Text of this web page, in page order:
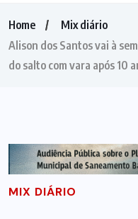
Home
Mix diário
Alison dos Santos vai à
do salto com vara após 10
MIX DIÁRIO